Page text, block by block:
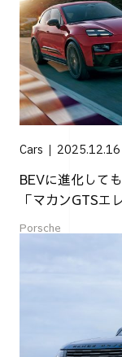
Cars 2025.12.16
BEVに進化して
「マカンGTSエ
【PR】
Porsche